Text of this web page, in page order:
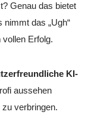
Genau das bietet
nimmt das „Ugh“
Erfolg.
KI-
aussehen
verbringen.